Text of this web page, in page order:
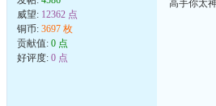
威望: 12362 点
铜币: 3697 枚
贡献值: 0 点
好评度: 0 点
高手你太